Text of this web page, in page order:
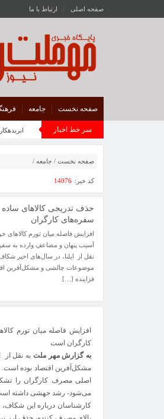
صفحه اصلی ارتباط با ما
صفحه نخست جامعه
سر خط اخبار
صفحه نخست / جامعه /
کد خبر: 14076
حذف تدریجی کالاهای ساده
سفره‌های کارگران
افزایش فاصله میان تورم کالاهای
آسیب پنهان و مضاعفِ وارده به
نقل از ایلنا، در سال‌های اخیر
موضوعات چالشی و مشکل‌آفرین
فزاینده […]
افزایش فاصله میان تورم
کارگران است
به گزارش مهر ملت به نقل از
مشکل‌آفرین اقتصاد بوده
اصلی مصرف کارگران را
می‌شود- رشد جهشی داشته
کارشناسان درباره این شکاف،